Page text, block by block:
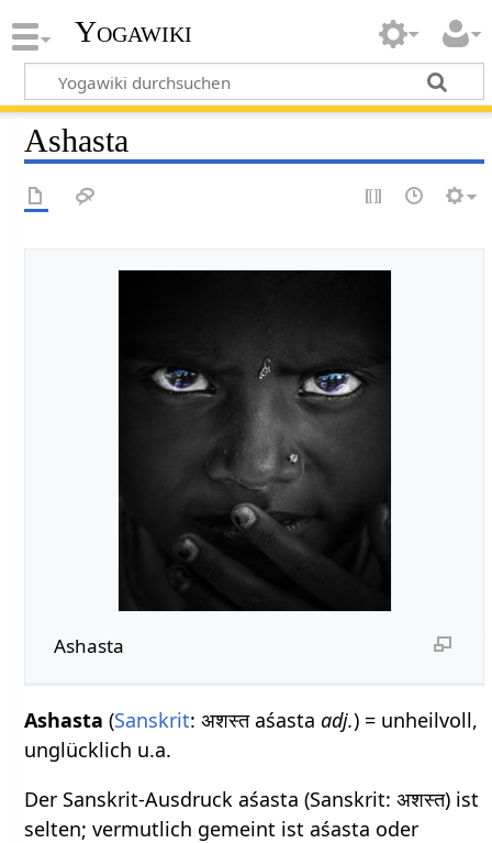
Yogawiki
Ashasta
Ashasta
Ashasta (Sanskrit: अशस्त aśastaadj.) = unheilvoll,
unglücklich u.a.
Der Sanskrit-Ausdruck aśasta (Sanskrit: अशस्त) ist
selten; vermutlich gemeint ist aśasta oder